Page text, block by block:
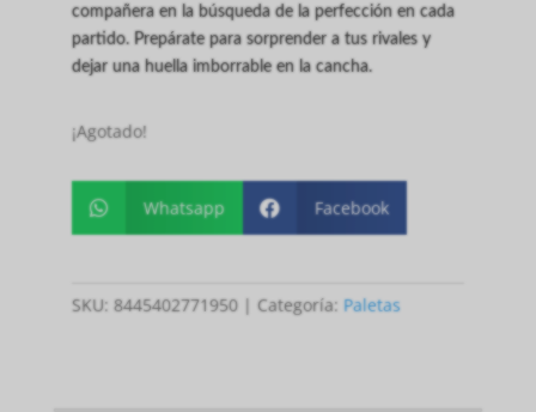
compañera en la búsqueda de la perfección en cada
partido. Prepárate para sorprender a tus rivales y
dejar una huella imborrable en la cancha.
¡Agotado!
 Whatsapp  Facebook
SKU: 8445402771950 Categoría: Paletas